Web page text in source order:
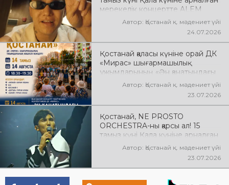
мерекелік концертте ALEM
өнер көрсетеді! @xcialem
Автор: Қостанай қ. мәдениет үйі
24.07.2026
Қостанай қаласы күніне орай ДК
«Мирас» шығармашылық
ұжымдарының «Ән қанатындағы
Қостанай» көшпелі концерті
өтеді! Баршаңызды мерекелік
Автор: Қостанай қ. мәдениет үйі
23.07.2026
Қостанай, NE PROSTO
ORCHESTRA-ны қарсы ал! 15
тамыз күні Қала күніне арналған
мерекелік концертте NE
PROSTO ORCHESTRA өнер
көрсетеді! @ne_prosto_orchestra
Автор: Қостанай қ. мәдениет үйі
23.07.2026